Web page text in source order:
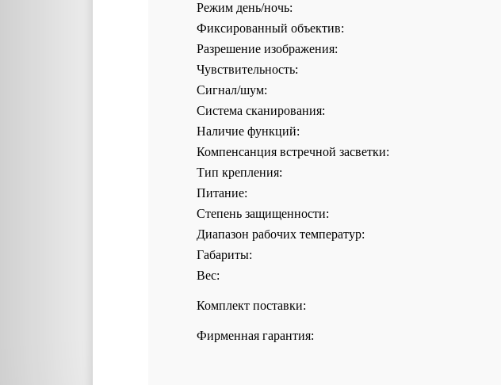
Режим день/ночь:
Фиксированный объектив:
Разрешение изображения:
Чувствительность:
Сигнал/шум:
Система сканирования:
Наличие функций:
Компенсанция встречной засветки:
Тип крепления:
Питание:
Степень защищенности:
Диапазон рабочих температур:
Габариты:
Вес:
Комплект поставки:
Фирменная гарантия: